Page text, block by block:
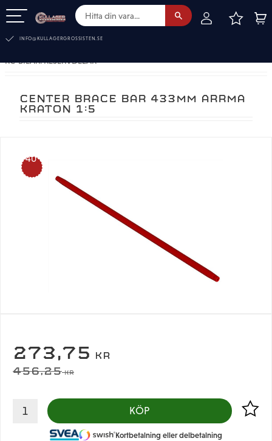
INFO@KULLAGERGROSSISTEN.SE
RC-BILAR. RESERVDELAR
CENTER BRACE BAR 433MM ARRMA
KRATON 1:5
40
%
NEDSATT PRIS:
273,75 KR
ORDINARIE PRIS:
456,25KR
KÖP Lägg
Kortbetalning eller delbetalning